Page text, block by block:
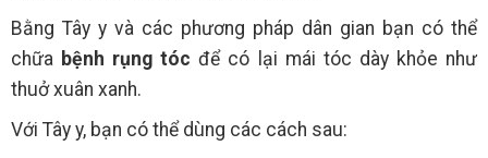
Bằng Tây y và các phương pháp dân gian bạn có thể
chữa bệnh rụng tóc để có lại mái tóc dày khỏe như
thuở xuân xanh.
Với Tây y, bạn có thể dùng các cách sau: